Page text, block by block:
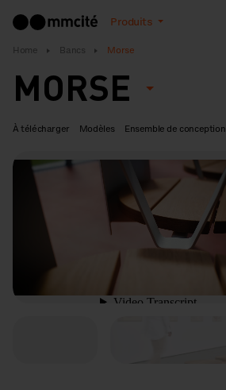
Produits
Home Bancs Morse
MORSE
À télécharger Modèles Ensemble de conception
Précédent